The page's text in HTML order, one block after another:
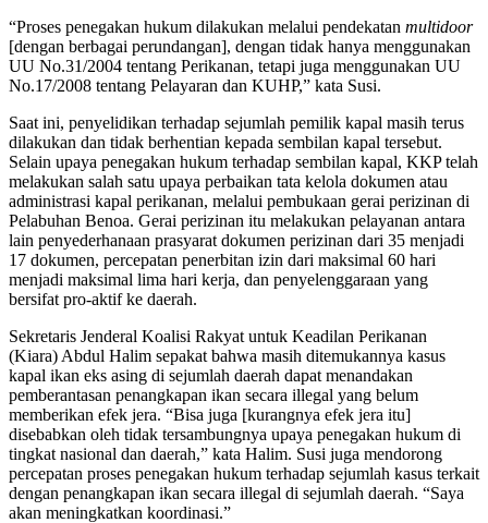
“Proses penegakan hukum dilakukan melalui pendekatan multidoor
[dengan berbagai perundangan], dengan tidak hanya menggunakan
UU No.31/2004 tentang Perikanan, tetapi juga menggunakan UU
No.17/2008 tentang Pelayaran dan KUHP,” kata Susi.
Saat ini, penyelidikan terhadap sejumlah pemilik kapal masih terus
dilakukan dan tidak berhentian kepada sembilan kapal tersebut.
Selain upaya penegakan hukum terhadap sembilan kapal, KKP telah
melakukan salah satu upaya perbaikan tata kelola dokumen atau
administrasi kapal perikanan, melalui pembukaan gerai perizinan di
Pelabuhan Benoa. Gerai perizinan itu melakukan pelayanan antara
lain penyederhanaan prasyarat dokumen perizinan dari 35 menjadi
17 dokumen, percepatan penerbitan izin dari maksimal 60 hari
menjadi maksimal lima hari kerja, dan penyelenggaraan yang
bersifat pro-aktif ke daerah.
Sekretaris Jenderal Koalisi Rakyat untuk Keadilan Perikanan
(Kiara) Abdul Halim sepakat bahwa masih ditemukannya kasus
kapal ikan eks asing di sejumlah daerah dapat menandakan
pemberantasan penangkapan ikan secara illegal yang belum
memberikan efek jera. “Bisa juga [kurangnya efek jera itu]
disebabkan oleh tidak tersambungnya upaya penegakan hukum di
tingkat nasional dan daerah,” kata Halim. Susi juga mendorong
percepatan proses penegakan hukum terhadap sejumlah kasus terkait
dengan penangkapan ikan secara illegal di sejumlah daerah. “Saya
akan meningkatkan koordinasi.”